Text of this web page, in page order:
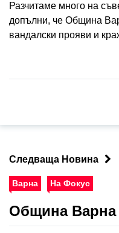
Разчитаме много на
допълни, че Община
вандалски прояви и
Следваща Новина
Варна На Фокус
Община Варна